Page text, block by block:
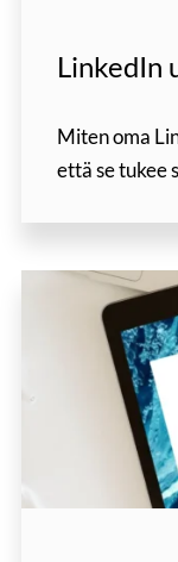
LinkedIn
Miten oma
että se tukee